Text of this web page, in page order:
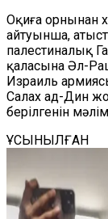
Оқиға орнынан
айтуынша,
палестиналық
қаласына Әл-
Израиль
Салах ад-Дин
берілгенін
ҰСЫНЫЛҒАН